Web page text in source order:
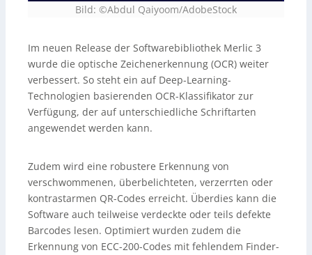
Bild: ©Abdul Qaiyoom/AdobeStock
Im neuen Release der Softwarebibliothek Merlic 3
wurde die optische Zeichenerkennung (OCR) weiter
verbessert. So steht ein auf Deep-Learning-
Technologien basierenden OCR-Klassifikator zur
Verfügung, der auf unterschiedliche Schriftarten
angewendet werden kann.
Zudem wird eine robustere Erkennung von
verschwommenen, überbelichteten, verzerrten oder
kontrastarmen QR-Codes erreicht. Überdies kann die
Software auch teilweise verdeckte oder teils defekte
Barcodes lesen. Optimiert wurden zudem die
Erkennung von ECC-200-Codes mit fehlendem Finder-